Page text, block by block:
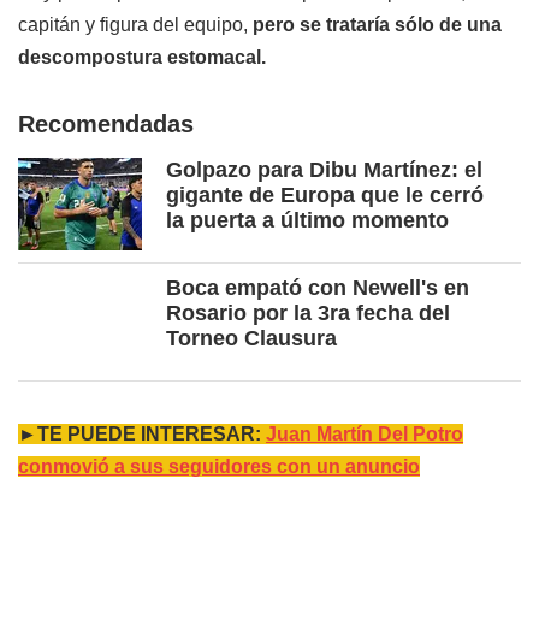
capitán y figura del equipo, pero se trataría sólo de una
descompostura estomacal.
Recomendadas
Golpazo para Dibu Martínez: el
gigante de Europa que le cerró
la puerta a último momento
Boca empató con Newell's en
Rosario por la 3ra fecha del
Torneo Clausura
►TE PUEDE INTERESAR: Juan Martín Del Potro
conmovió a sus seguidores con un anuncio